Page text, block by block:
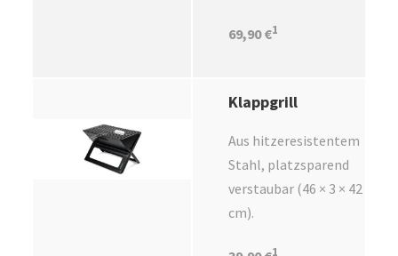
69,90 €1
Klappgrill
Aus hitzeresistentem
Stahl, platzsparend
verstaubar (46 × 3 × 42
cm).
1